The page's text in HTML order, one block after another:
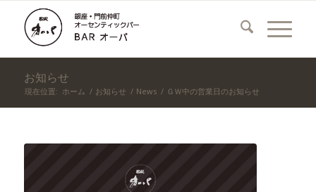
お知らせ
現在位置: ホーム / お知らせ / News / ＧＷ中の営業日のお知らせ